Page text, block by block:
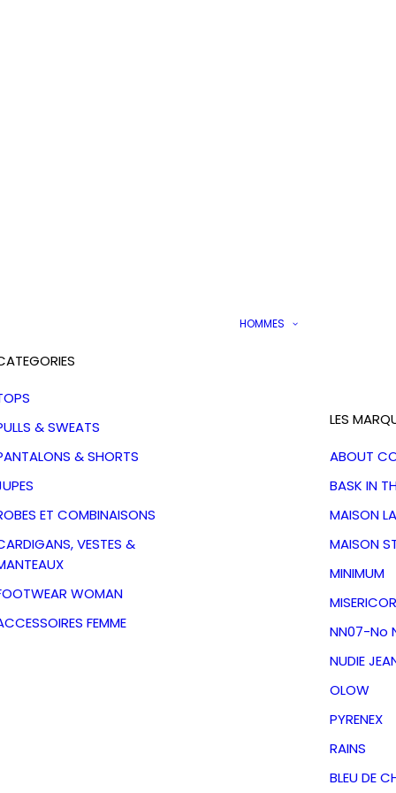
& SWEATS
& SHORTS
ET COMBINAISONS
VESTES &
WOMAN
FEMME
HOMMES
LES
ABOUT
BASK IN
MAISON
MAISON
MINIMUM
NN07-No
NUDIE
OLOW
PYRENEX
RAINS
BLEU DE
1447-
NN07